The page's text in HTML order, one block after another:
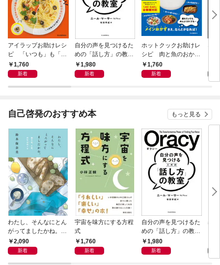
アイラップお助けレシ
ピ 「いつも」も「も
しも」もおいしい！
1,760
新着
自分の声を見つけるた
めの「話し方」の教
室 Ｏｒａｃｙ（オラ
シー）
1,980
新着
ホットクックお助けレ
シピ 肉と魚のおか
ず 少ない材料＆調味
料で、あとはスイッチ
1,760
新着
な
自己啓発のおすすめ本 もっと見る
わたし、そんなにとん
がってましたかね。
獅子座、Ａ型、丙午は
めぐる
2,090
新着
宇宙を味方にする方程
式
1,760
新着
自分の声を見つけるた
めの「話し方」の教
室 Ｏｒａｃｙ（オラ
シー）
1,980
新着
基